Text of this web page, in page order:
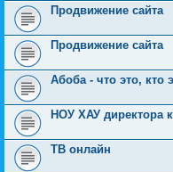
Продвижение сайта
Продвижение сайта
Абоба - что это, кто
НОУ ХАУ директора
ТВ онлайн